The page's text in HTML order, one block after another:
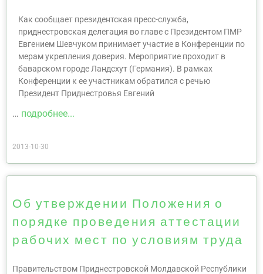
Как сообщает президентская пресс-служба,
приднестровская делегация во главе с Президентом ПМР
Евгением Шевчуком принимает участие в Конференции по
мерам укрепления доверия. Мероприятие проходит в
баварском городе Ландсхут (Германия). В рамках
Конференции к ее участникам обратился с речью
Президент Приднестровья Евгений
… подробнее...
2013-10-30
Об утверждении Положения о
порядке проведения аттестации
рабочих мест по условиям труда
Правительством Приднестровской Молдавской Республики